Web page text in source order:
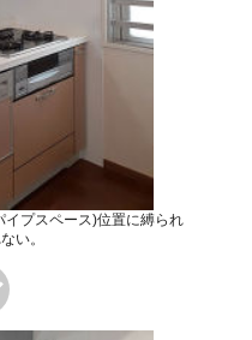
イプスペース)位置に縛られ
い。